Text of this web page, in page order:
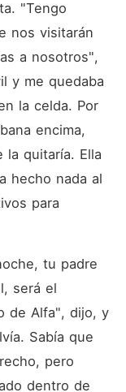
"Tengo
nos visitarán
a nosotros",
y me quedaba
la celda. Por
encima,
la quitaría. Ella
hecho nada al
para
tu padre
será el
de Alfa", dijo, y
Sabía que
pero
dentro de